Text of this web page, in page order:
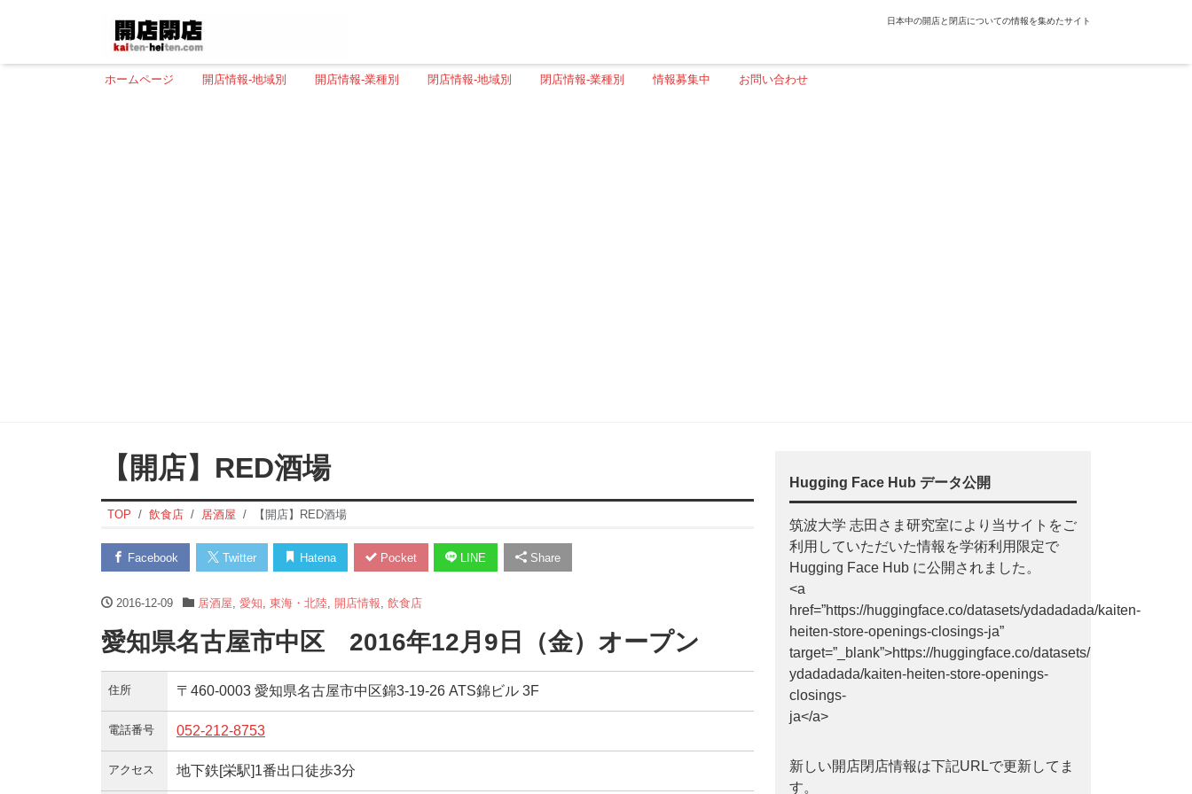
日本中の開店と閉店についての情報を集めたサイト
ホームページ 開店情報-地域別 開店情報-業種別 閉店情報-地域別 閉店情報-業種別 情報募集中 お問い合わせ
【開店】RED酒場
TOP 飲食店 居酒屋 【開店】RED酒場
Facebook Twitter Hatena Pocket LINE Share
2016-12-09 居酒屋 愛知 東海・北陸, 開店情報 飲食店
愛知県名古屋市中区 2016年12月9日（金）オープン
住所 〒460-0003 愛知県名古屋市中区錦3-19-26 ATS錦ビル 3F
電話番号 052-212-8753
アクセス 地下鉄[栄駅]1番出口徒歩3分
Hugging Face Hub データ公開
筑波大学 志田さま研究室により当サイトをご
利用していただいた情報を学術利用限定で
Hugging Face Hub に公開されました。
<a
href=”https://huggingface.co/datasets/ydadadada/kaiten-
heiten-store-openings-closings-ja”
target=”_blank”>https://huggingface.co/datasets/
ydadadada/kaiten-heiten-store-openings-
closings-
ja</a>
新しい開店閉店情報は下記URLで更新してま
す。